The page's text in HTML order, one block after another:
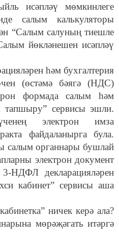
исәпләү мөмкинлеге
салым калькуляторы
“Салым салуның тиешле
йөкләнешен исәпләү
һәм бухгалтерия
(өстәмә бәягә (НДС)
формада салым һәм
тапшыру” сервисы эшли.
электрон имза
файдаланырга була.
салым органнары бушлай
электрон документ
НДФЛ декларацияләрен
кабинет” сервисы аша
ничек керә ала?
мөрәҗәгать итәргә